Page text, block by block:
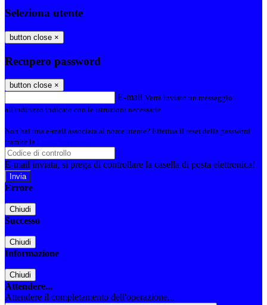
Seleziona utente
button close ×
Recupero password
button close ×
E-mail Verrà inviato un messaggio
all'indirizzo indicato con le istruzioni necessarie.
Non hai una e-mail associata al nome utente? Effettua il reset della password
tramite la
E-mail inviata, si prega di controllare la casella di posta elettronica!
Errore
Chiudi
Successo
Chiudi
Informazione
Chiudi
Attendere...
Attendere il completamento dell'operazione...